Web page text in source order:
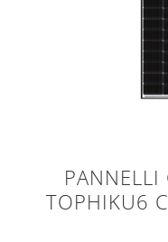
PANNELLI
TOPHIKU6